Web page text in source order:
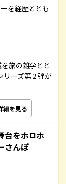
を経歴ととも
旅の雑学とと
リーズ第２弾が
細を見る
台をホロホ
さんぽ